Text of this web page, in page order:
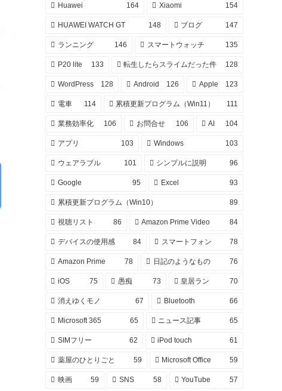
Huawei 164 Xiaomi 154
HUAWEI WATCH GT 148 ブログ 147
ランニング 146 スマートウォッチ 135
P20 lite 133 転生したらスライムだった件 128
WordPress 128 Android 126 Apple 123
電車 114 累積更新プログラム（Win11） 111
業務効率化 106 お問合せ 106 AI 104
アプリ 103 Windows 103
ウェアラブル 101 シンプルに説明 96
Google 95 Excel 93
累積更新プログラム（Win10） 89
視聴リスト 86 Amazon Prime Video 84
デバイスの使用感 84 スマートフォン 78
Amazon Prime 78 日記のようなもの 76
iOS 75 愚痴 73 皇居ラン 70
消えゆくモノ 67 Bluetooth 66
Microsoft 365 65 ニュース記事 65
SIMフリー 62 iPod touch 61
薬屋のひとりごと 59 Microsoft Office 59
映画 59 SNS 58 YouTube 57